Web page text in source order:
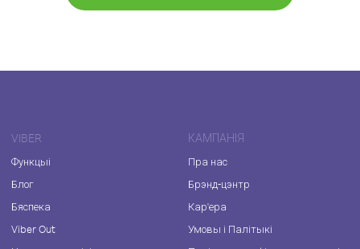
VIBER
Функцыі
Блог
Бяспека
Viber Out
КАМПАНІЯ
Пра нас
Брэнд-цэнтр
Кар'ера
Умовы і Палітыкі